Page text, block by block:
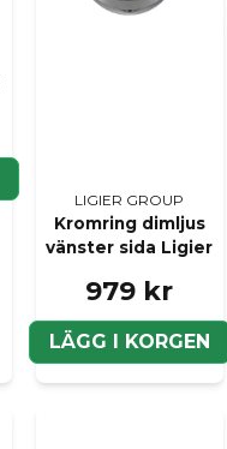
LIGIER GROUP
Kromring dimljus
vänster sida Ligier
979 kr
LÄGG I KORGEN